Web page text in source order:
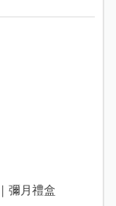
彌月禮盒